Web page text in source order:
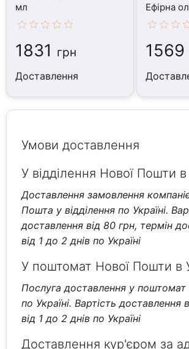
мл
1831 грн
Доставлення
Ефірна
1569
Умови доставлення
У відділення Нової Пошти в
Доставлення замовлення
Пошта у відділення по Україні.
доставлення від 80 грн, термін
від 1 до 2 днів по Україні
У поштомат Нової Пошти в
Послуга доставлення у
по Україні. Вартість доставлення
від 1 до 2 днів по Україні
Доставлення кур'єром за